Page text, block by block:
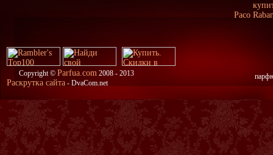
Paco
Copyright © Parfua.com 2008 - 2013
Раскрутка сайта - DvaCom.net